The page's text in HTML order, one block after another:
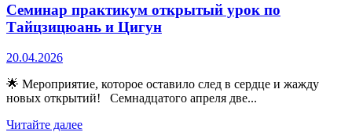
Семинар практикум открытый урок по
Тайцзицюань и Цигун
20.04.2026
🌟 Мероприятие, которое оставило след в сердце и жажду
новых открытий! Семнадцатого апреля две...
Читайте далее